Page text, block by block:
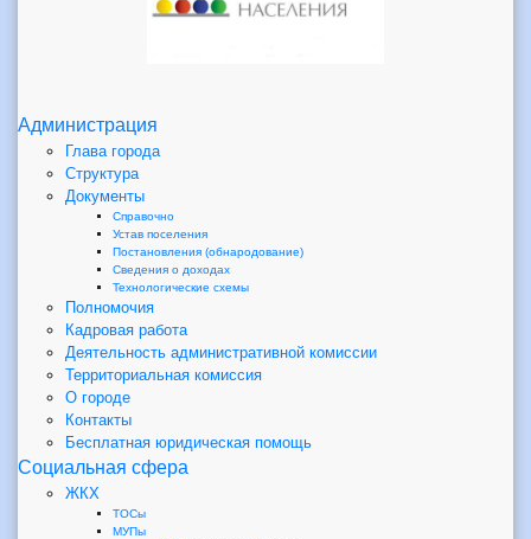
Администрация
Глава города
Структура
Документы
Справочно
Устав поселения
Постановления (обнародование)
Сведения о доходах
Технологические схемы
Полномочия
Кадровая работа
Деятельность административной комиссии
Территориальная комиссия
О городе
Контакты
Бесплатная юридическая помощь
Социальная сфера
ЖКХ
ТОСы
МУПы